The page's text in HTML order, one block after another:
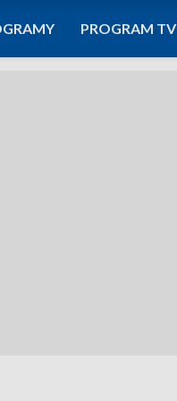
PROGRAM TV